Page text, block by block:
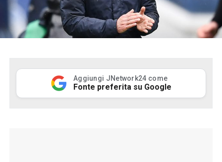
Aggiungi JNetwork24 come
Fonte preferita su Google